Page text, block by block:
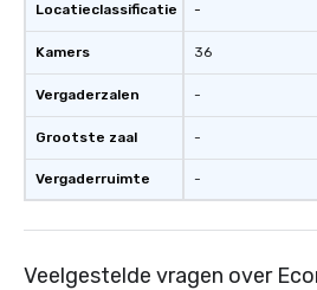
Locatieclassificatie
Kamers
Vergaderzalen
Grootste zaal
Vergaderruimte
-
36
-
-
-
Veelgestelde vragen over